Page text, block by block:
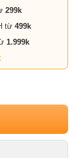
299k
từ 499k
1.999k